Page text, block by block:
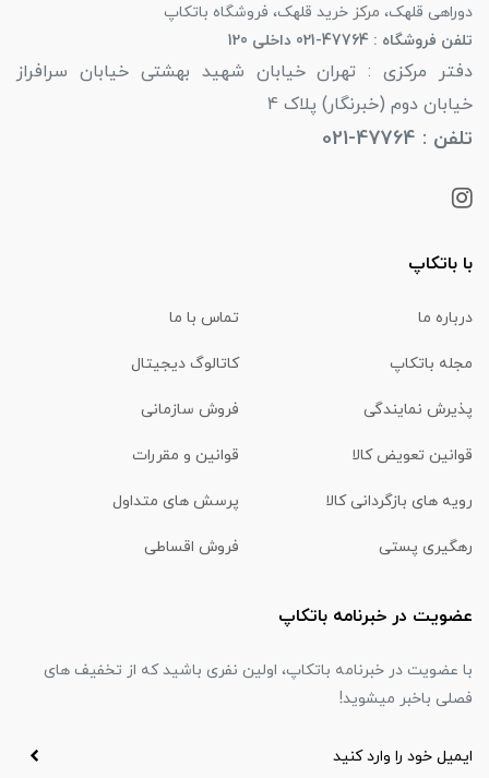
دوراهی قلهک، مرکز خرید قلهک، فروشگاه باتکاپ
تلفن فروشگاه : 47764-021 داخلی 120
دفتر مرکزی : تهران خیابان شهید بهشتی خیابان سرافراز
خیابان دوم (خبرنگار) پلاک 4
تلفن : 47764-021
با باتکاپ
درباره ما تماس با ما
مجله باتکاپ کاتالوگ دیجیتال
پذیرش نمایندگی فروش سازمانی
قوانین تعویض کالا قوانین و مقررات
رویه های بازگردانی کالا پرسش های متداول
رهگیری پستی فروش اقساطی
عضویت در خبرنامه باتکاپ
با عضویت در خبرنامه باتکاپ، اولین نفری باشید که از تخفیف های
فصلی باخبر میشوید!